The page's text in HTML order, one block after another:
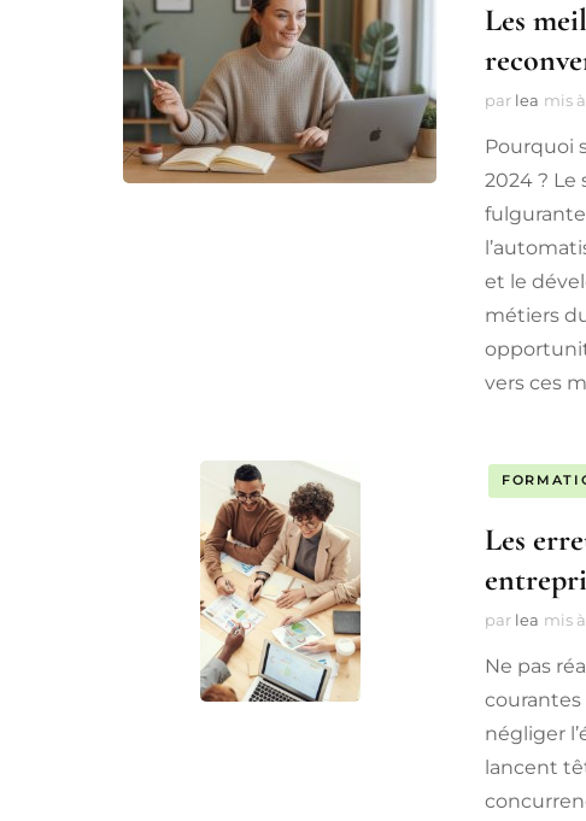
Les
par lea mis
Pourquoi
2024 ?
et le
métiers
vers ces
Les
par lea mis
Ne pas
négliger
lancent